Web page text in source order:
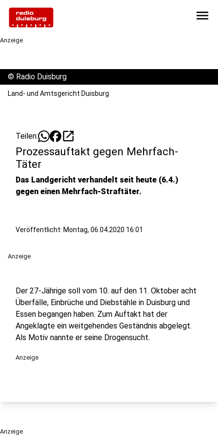
menu
Anzeige
© Radio Duisburg
Land- und Amtsgericht Duisburg
Teilen: open_in_new
Prozessauftakt gegen Mehrfach-
Täter
Das Landgericht verhandelt seit heute (6.4.)
gegen einen Mehrfach-Straftäter.
Veröffentlicht: Montag, 06.04.2020 16:01
Anzeige
Der 27-Jährige soll vom 10. auf den 11. Oktober acht
Überfälle, Einbrüche und Diebstähle in Duisburg und
Essen begangen haben. Zum Auftakt hat der
Angeklagte ein weitgehendes Geständnis abgelegt.
Als Motiv nannte er seine Drogensucht.
Anzeige
Anzeige